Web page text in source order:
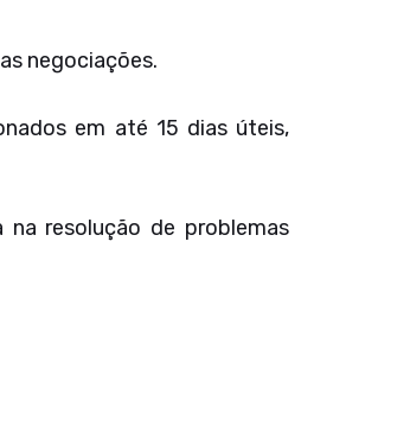
negociações.
em até 15 dias úteis,
na resolução de problemas